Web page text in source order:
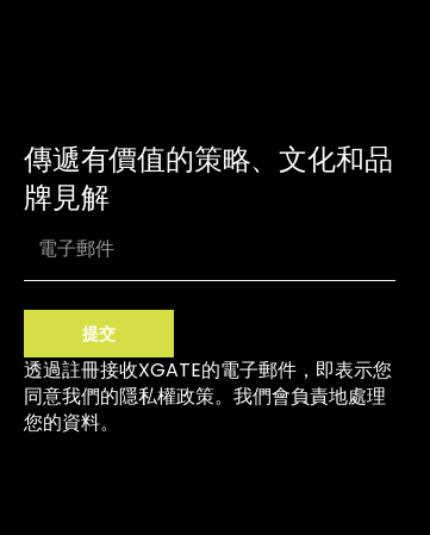
傳遞有價值的策略、文化和品
牌見解
提交
透過註冊接收XGATE的電子郵件，即表示您
同意我們的隱私權政策。我們會負責地處理
您的資料。